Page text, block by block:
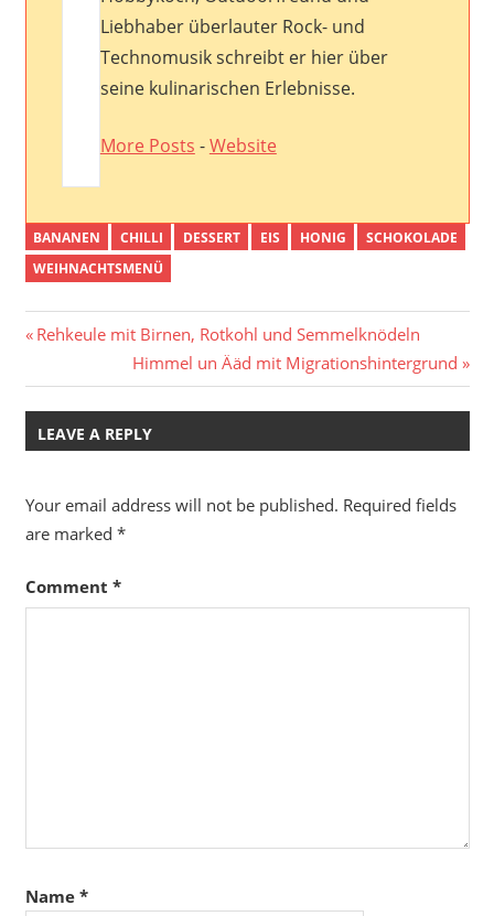
Liebhaber überlauter Rock- und
Technomusik schreibt er hier über
seine kulinarischen Erlebnisse.
More Posts -Website
BANANEN CHILLI DESSERT EIS HONIG
SCHOKOLADE
WEIHNACHTSMENÜ
Post
navigation
Previous
Rehkeule mit Birnen, Rotkohl und Semmelknödeln
Next
Post:
Himmel un Ääd mit Migrationshintergrund
LEAVE A REPLY
Your email address will not be published. Required fields
are marked *
Comment *
Name *